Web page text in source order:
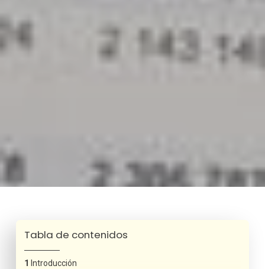
Tabla de contenidos
Introducción